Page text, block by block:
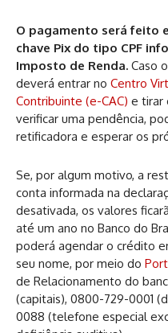
O pagamento será feito
chave Pix do tipo CPF
Imposto de Renda. Caso
deverá entrar no Centro
Contribuinte (e-CAC) e tirar
verificar uma pendência,
retificadora e esperar os
Se, por algum motivo, a
conta informada na
desativada, os valores
até um ano no Banco do
poderá agendar o crédito
seu nome, por meio do
de Relacionamento do
(capitais), 0800-729-0001
0088 (telefone especial